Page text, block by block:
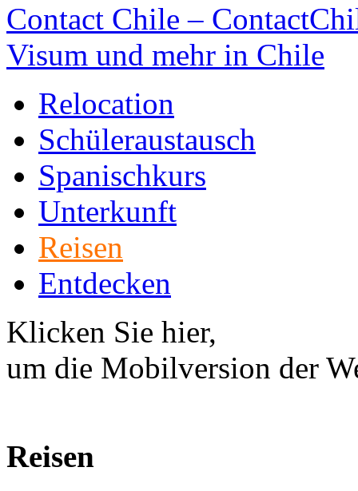
Contact Chile –
Visum und mehr in Chile
Relocation
Schüleraustausch
Spanischkurs
Unterkunft
Reisen
Entdecken
Klicken Sie hier,
um die Mobilversion der
Reisen